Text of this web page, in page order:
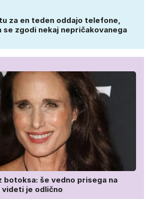
za en teden oddajo telefone,
se zgodi nekaj nepričakovanega
botoksa: še vedno prisega na
videti je odlično